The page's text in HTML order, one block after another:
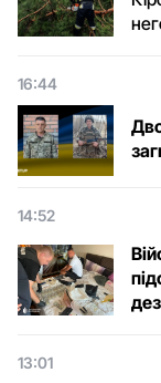
16:44
14:52
13:01